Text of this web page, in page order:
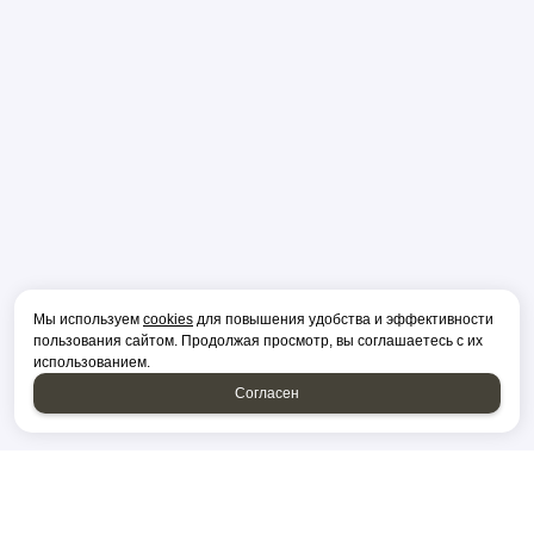
Мы используем cookies для повышения удобства и эффективности
пользования сайтом. Продолжая просмотр, вы соглашаетесь с их
использованием.
Согласен